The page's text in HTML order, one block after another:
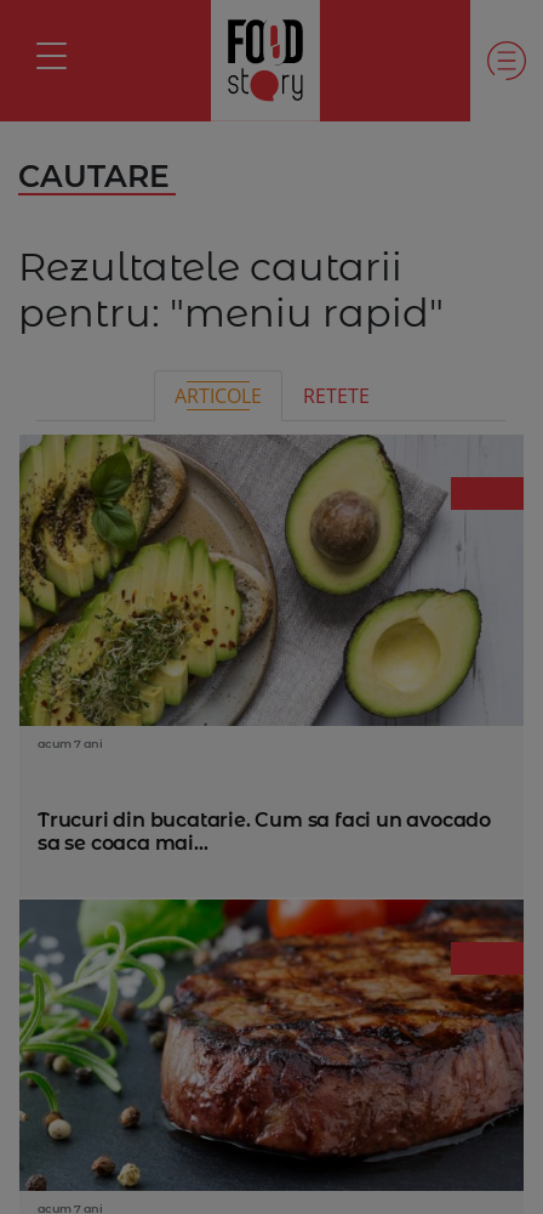
CAUTARE
Rezultatele cautarii
pentru: "meniu rapid"
ARTICOLE RETETE
acum 7 ani
Trucuri din bucatarie. Cum sa faci un avocado
sa se coaca mai...
acum 7 ani